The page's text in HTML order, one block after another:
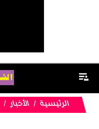
الرئيسية الأخبار